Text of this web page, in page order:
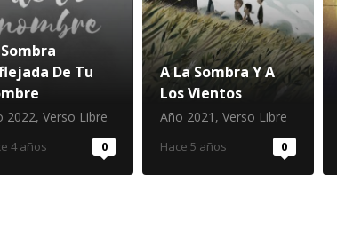
De Tu
2022, Verso Libre
4 años 0
A La Sombra Y A
Los Vientos
Año 2021 , Verso Libre
Hace 5 años 0